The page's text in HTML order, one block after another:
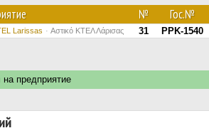
№ Гос.№
Larissas Αστικό ΚΤΕΛ Λάρισας 31 PPK-1540
предприятие